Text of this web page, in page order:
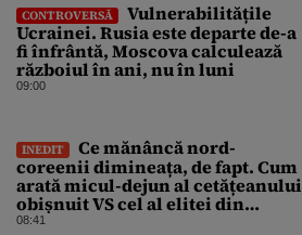
CONTROVERSĂ
Vulnerabilitățile
Ucrainei. Rusia este departe de-a
fi înfrântă, Moscova calculează
războiul în ani, nu în luni
09:00
INEDIT
Ce mănâncă nord-
coreenii dimineața, de fapt. Cum
arată micul-dejun al cetățeanului
obișnuit VS cel al elitei din
Phenian
08:41